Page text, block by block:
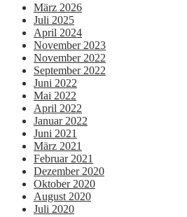
März 2026
Juli 2025
April 2024
November 2023
November 2022
September 2022
Juni 2022
Mai 2022
April 2022
Januar 2022
Juni 2021
März 2021
Februar 2021
Dezember 2020
Oktober 2020
August 2020
Juli 2020